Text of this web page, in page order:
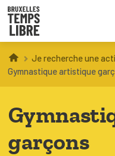
Infos parents
Je recherche une
Gymnastique artistique
garçons